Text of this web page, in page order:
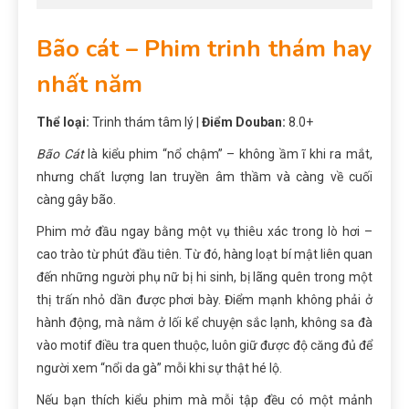
Bão cát – Phim trinh thám hay
nhất năm
Thể loại: Trinh thám tâm lý | Điểm Douban: 8.0+
Bão Cátlà kiểu phim “nổ chậm” – không ầm ĩ khi ra mắt,
nhưng chất lượng lan truyền âm thầm và càng về cuối
càng gây bão.
Phim mở đầu ngay bằng một vụ thiêu xác trong lò hơi –
cao trào từ phút đầu tiên. Từ đó, hàng loạt bí mật liên quan
đến những người phụ nữ bị hi sinh, bị lãng quên trong một
thị trấn nhỏ dần được phơi bày. Điểm mạnh không phải ở
hành động, mà nằm ở lối kể chuyện sắc lạnh, không sa đà
vào motif điều tra quen thuộc, luôn giữ được độ căng đủ để
người xem “nổi da gà” mỗi khi sự thật hé lộ.
Nếu bạn thích kiểu phim mà mỗi tập đều có một mảnh